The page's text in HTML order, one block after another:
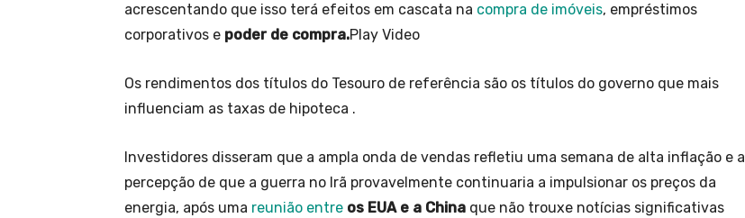
acrescentando que isso terá efeitos em cascata na compra de imóveis, empréstimos
corporativos e poder de compra.Play Video
Os rendimentos dos títulos do Tesouro de referência são os títulos do governo que mais
influenciam as taxas de hipoteca .
Investidores disseram que a ampla onda de vendas refletiu uma semana de alta inflação e a
percepção de que a guerra no Irã provavelmente continuaria a impulsionar os preços da
energia, após uma reunião entre os EUA e a China que não trouxe notícias significativas